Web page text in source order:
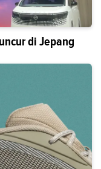
di Jepang